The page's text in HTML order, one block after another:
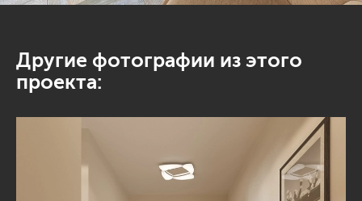
Другие фотографии из этого
проекта: